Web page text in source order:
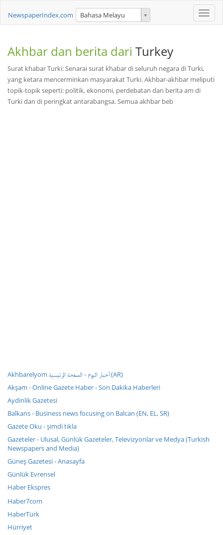
Toggle
NewspaperIndex.com Bahasa Melayu
Akhbar dan berita dari Turkey
Surat khabar Turki: Senarai surat khabar di seluruh negara di Turki,
yang ketara mencerminkan masyarakat Turki. Akhbar-akhbar meliputi
topik-topik seperti: politik, ekonomi, perdebatan dan berita am di
Turki dan di peringkat antarabangsa. Semua akhbar beb
Akhbarelyom أخبار اليوم - الصفحة الرئيسية (AR)
Akşam - Online Gazete Haber - Son Dakika Haberleri
Aydinlik Gazetesi
Balkans - Business news focusing on Balcan (EN, EL, SR)
Gazete Oku - şimdi tıkla
Gazeteler - Ulusal, Günlük Gazeteler, Televizyonlar ve Medya (Turkish
Newspapers and Media)
Güneş Gazetesi - Anasayfa
Günlük Evrensel
Haber Ekspres
Haber7com
HaberTürk
Hürriyet